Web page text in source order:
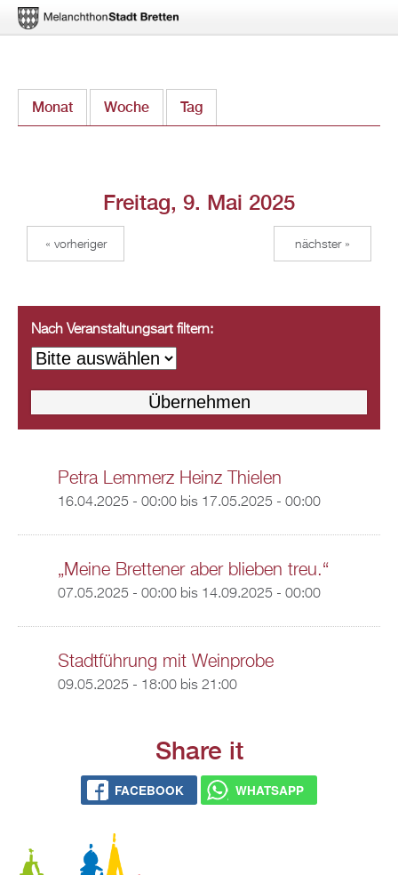
zum
Monat Woche Tag
Freitag, 9. Mai 2025
« vorheriger nächster »
Nach Veranstaltungsart filtern:
Petra Lemmerz Heinz Thielen
16.04.2025 - 00:00bis 17.05.2025 - 00:00
„Meine Brettener aber blieben treu.“
07.05.2025 - 00:00bis 14.09.2025 - 00:00
Stadtführung mit Weinprobe
09.05.2025 - 18:00bis 21:00
Share it
FACEBOOK WHATSAPP